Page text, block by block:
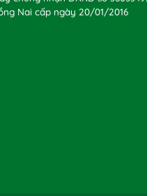
Nai cấp ngày 20/01/2016